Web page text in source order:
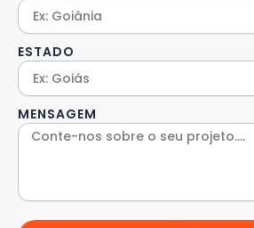
ESTADO
MENSAGEM